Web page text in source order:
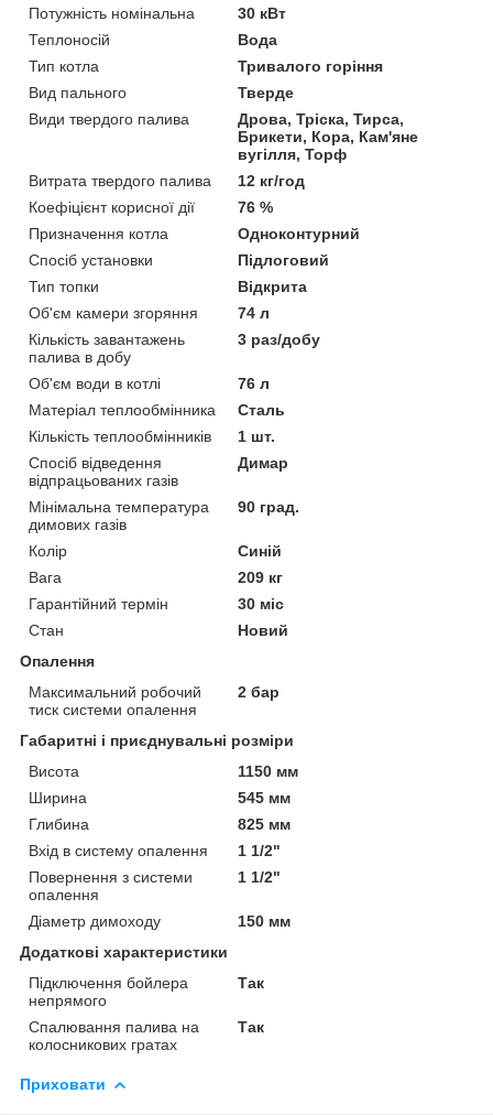
Потужність номінальна
30 кВт
Теплоносій
Вода
Тип котла
Тривалого горіння
Вид пального
Тверде
Види твердого палива
Дрова, Тріска, Тирса,
Брикети, Кора, Кам'яне
вугілля, Торф
Витрата твердого палива
12 кг/год
Коефіцієнт корисної дії
76 %
Призначення котла
Одноконтурний
Спосіб установки
Підлоговий
Тип топки
Відкрита
Об'єм камери згоряння
74 л
Кількість завантажень
палива в добу
3 раз/добу
Об'єм води в котлі
76 л
Матеріал теплообмінника
Сталь
Кількість теплообмінників
1 шт.
Спосіб відведення
відпрацьованих газів
Димар
Мінімальна температура
димових газів
90 град.
Колір
Синій
Вага
209 кг
Гарантійний термін
30 міс
Стан
Новий
Опалення
Максимальний робочий
тиск системи опалення
2 бар
Габаритні і приєднувальні розміри
Висота
1150 мм
Ширина
545 мм
Глибина
825 мм
Вхід в систему опалення
1 1/2"
Повернення з системи
опалення
1 1/2"
Діаметр димоходу
150 мм
Додаткові характеристики
Підключення бойлера
непрямого
Так
Спалювання палива на
колосникових гратах
Так
Приховати